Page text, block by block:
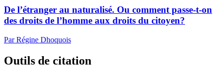
De l’étranger au naturalisé. Ou comment passe-t-on
des droits de l’homme aux droits du citoyen?
Par Régine Dhoquois
Outils de citation